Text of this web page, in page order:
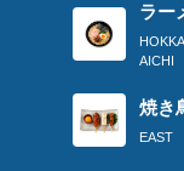
ラー
AICHI
焼き
EAST